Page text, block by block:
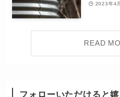
2023年4
READ
フォローいただけると嬉